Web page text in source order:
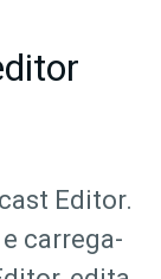
Editor.
carrega-